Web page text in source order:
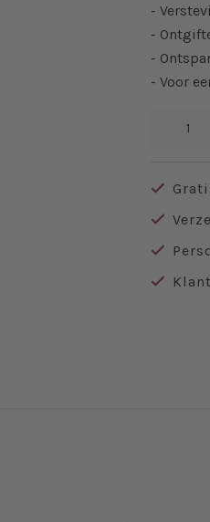
-
-
-
- Voor